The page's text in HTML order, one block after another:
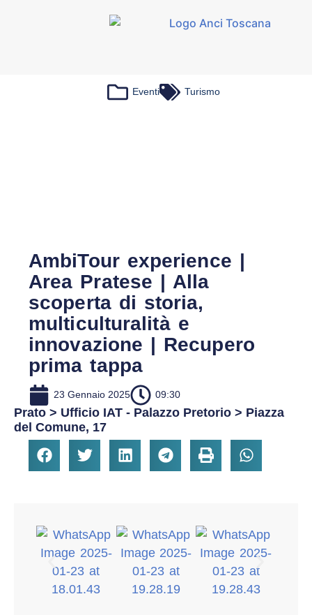
Eventi Turismo
AmbiTour experience |
Area Pratese | Alla
scoperta di storia,
multiculturalità e
innovazione | Recupero
prima tappa
23 Gennaio 2025 09:30
Prato > Ufficio IAT - Palazzo Pretorio > Piazza
del Comune, 17